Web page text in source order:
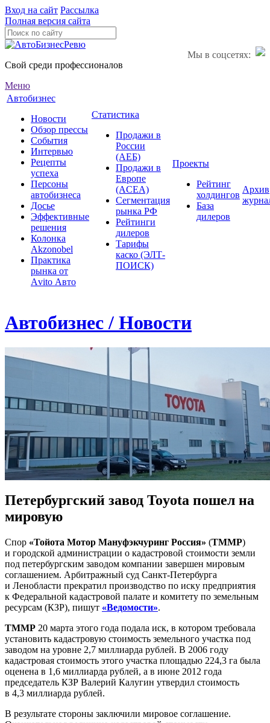
Вход на сайт Рассылка
Полная версия сайта
Мы в соцсетях:
Свой среди профессионалов
Меню
Автобизнес
Новости
Обзор прессы
События
Интервью
Рецепты
успеха
Персоны
автобизнеса
Досье
Эффективные
решения
Колонка
Akzonobel
Практика
рынка от
Аvito Авто
Статистика
Продажи в
России
(АЕБ)
Продажи в
Европе
(ACEA)
Сегментация
рынка РФ
Рейтинги
дилеров
Тарифы
каско (ЭЛТ-
ПОИСК)
Проекты
Рейтинг
холдингов
База
дилеров
Архив
Автобизнес / Новости
Петербургский завод Toyota пошел на
мировую
Cпор «Тойота Мотор Мануфэкчуринг Россия» (ТММР)
и городской администрации о кадастровой стоимости земли
под петербургским заводом компании завершен мировым
соглашением. Арбитражный суд Санкт-Петербурга
и Ленобласти прекратил производство по иску предприятия
к Федеральной кадастровой палате и комитету по земельным
ресурсам (КЗР), пишут «Ведомости».
ТММР 20 марта этого года подала иск, в котором требовала
установить кадастровую стоимость земельного участка под
заводом на уровне 2,7 миллиарда рублей. В 2006 году
кадастровая стоимость этого участка площадью 224,3 га была
оценена в 1,6 миллиарда рублей, а в июне 2012 года
председатель КЗР Валерий Калугин утвердил стоимость
в 4,3 миллиарда рублей.
В результате стороны заключили мировое соглашение.